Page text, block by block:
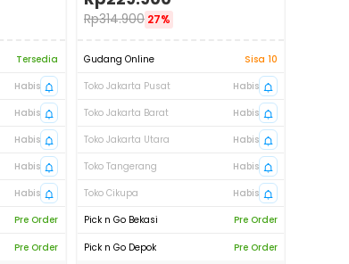
Tersedia
Habis
Habis
Habis
Habis
Habis
Pre Order
Pre Order
Rp314.900 27%
Gudang Online
Sisa 10
Toko Jakarta Pusat
Habis
Toko Jakarta Barat
Habis
Toko Jakarta Utara
Habis
Toko Tangerang
Habis
Toko Cikupa
Habis
Pick n Go Bekasi
Pre Order
Pick n Go Depok Pre Order